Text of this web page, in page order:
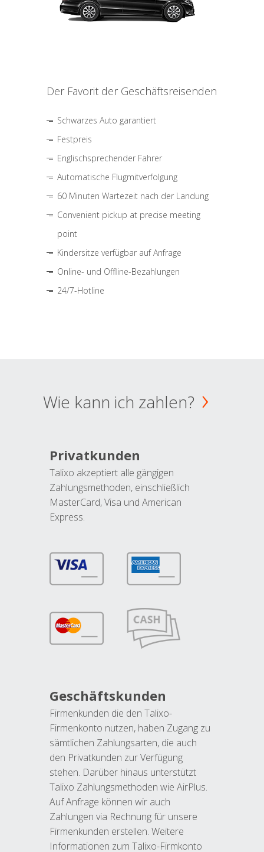
Der Favorit der Geschäftsreisenden
Schwarzes Auto garantiert
Festpreis
Englischsprechender Fahrer
Automatische Flugmitverfolgung
60 Minuten Wartezeit nach der Landung
Convenient pickup at precise meeting
point
Kindersitze verfügbar auf Anfrage
Online- und Offline-Bezahlungen
24/7-Hotline
Wie kann ich zahlen?
Privatkunden
Talixo akzeptiert alle gängigen
Zahlungsmethoden, einschließlich
MasterCard, Visa und American
Express.
Geschäftskunden
Firmenkunden die den Talixo-
Firmenkonto nutzen, haben Zugang zu
sämtlichen Zahlungsarten, die auch
den Privatkunden zur Verfügung
stehen. Darüber hinaus unterstützt
Talixo Zahlungsmethoden wie AirPlus.
Auf Anfrage können wir auch
Zahlungen via Rechnung für unsere
Firmenkunden erstellen. Weitere
Informationen zum Talixo-Firmkonto